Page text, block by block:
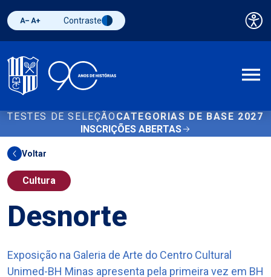
Diminuir fonte
Aumentar fonteAlternar contraste
Contraste
TESTES DE SELEÇÃO CATEGORIAS DE BASE 2027
INSCRIÇÕES ABERTAS
Voltar
Cultura
Desnorte
Exposição na Galeria de Arte do Centro Cultural
Unimed-BH Minas apresenta pela primeira vez em BH